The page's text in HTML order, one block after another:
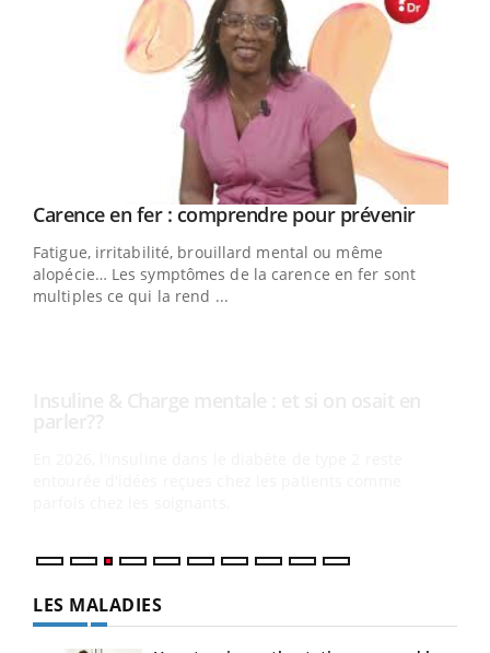
Youtube
Carence en fer : comprendre pour prévenirYoutube
Fatigue, irritabilité, brouillard mental ou même
alopécie… Les symptômes de la carence en fer sont
multiples ce qui la rend ...
Youtube
Insuline & Charge mentale : et si on osait en
En 2026, l'insuline dans le diabète de type 2 reste
entourée d'idées reçues chez les patients comme
LES MALADIES